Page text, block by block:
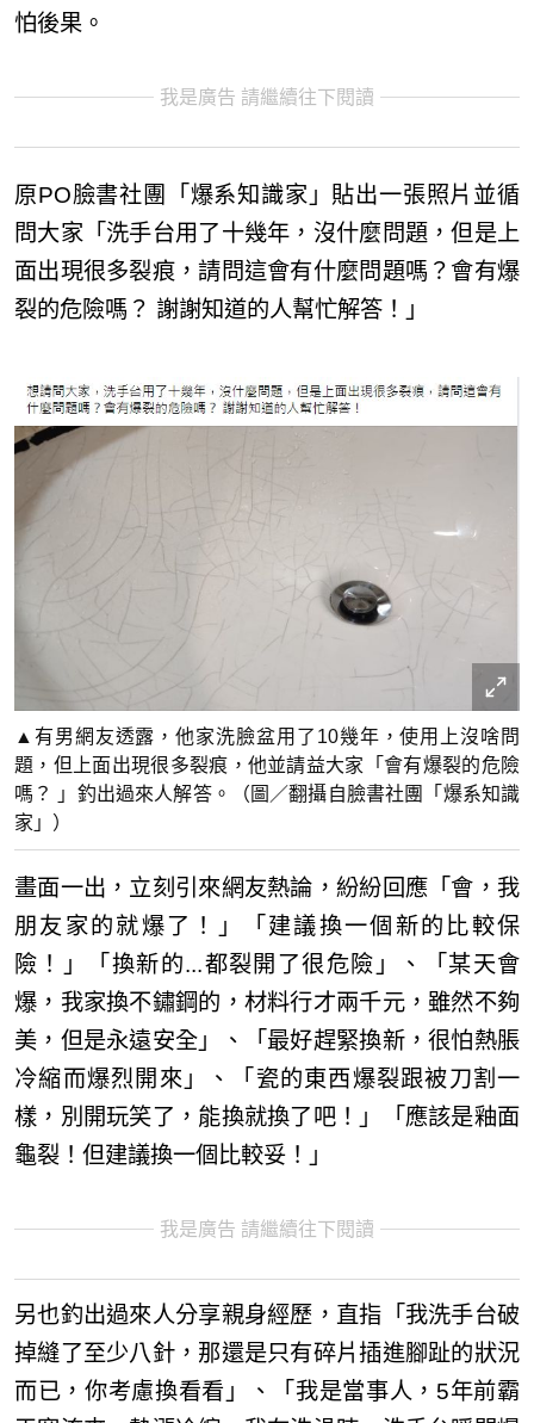
怕後果。
我是廣告 請繼續往下閱讀
原PO臉書社團「爆系知識家」貼出一張照片並循
問大家「洗手台用了十幾年，沒什麼問題，但是上
面出現很多裂痕，請問這會有什麼問題嗎？會有爆
裂的危險嗎？ 謝謝知道的人幫忙解答！」
▲有男網友透露，他家洗臉盆用了10幾年，使用上沒啥問
題，但上面出現很多裂痕，他並請益大家「會有爆裂的危險
嗎？ 」釣出過來人解答。（圖／翻攝自臉書社團「爆系知識
家」）
畫面一出，立刻引來網友熱論，紛紛回應「會，我
朋友家的就爆了！」「建議換一個新的比較保
險！」「換新的...都裂開了很危險」、「某天會
爆，我家換不鏽鋼的，材料行才兩千元，雖然不夠
美，但是永遠安全」、「最好趕緊換新，很怕熱脹
冷縮而爆烈開來」、「瓷的東西爆裂跟被刀割一
樣，別開玩笑了，能換就換了吧！」「應該是釉面
龜裂！但建議換一個比較妥！」
我是廣告 請繼續往下閱讀
另也釣出過來人分享親身經歷，直指「我洗手台破
掉縫了至少八針，那還是只有碎片插進腳趾的狀況
而已，你考慮換看看」、「我是當事人，5年前霸